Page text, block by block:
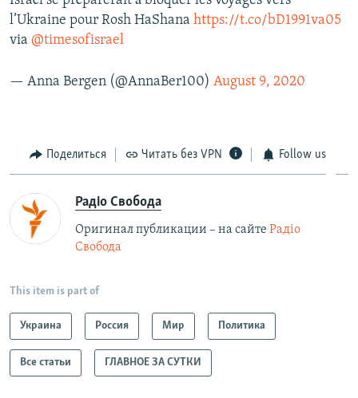
l’Ukraine pour Rosh HaShana https://t.co/bD1991va05
via @timesofisrael
— Anna Bergen (@AnnaBer100) August 9, 2020
Поделиться Читать без VPN Follow us
Радіо Свобода
Оригинал публикации – на сайте Радіо
Свобода
This item is part of
Украина Россия Мир Политика
Все статьи ГЛАВНОЕ ЗА СУТКИ